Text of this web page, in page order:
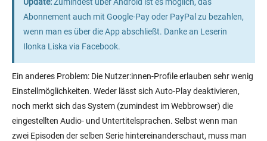
Abonnement auch mit Google-Pay oder PayPal zu bezahlen,
wenn man es über die App abschließt. Danke an Leserin
Ilonka Liska via Facebook.
Ein anderes Problem: Die Nutzer:innen-Profile erlauben sehr wenig
Einstellmöglichkeiten. Weder lässt sich Auto-Play deaktivieren,
noch merkt sich das System (zumindest im Webbrowser) die
eingestellten Audio- und Untertitelsprachen. Selbst wenn man
zwei Episoden der selben Serie hintereinanderschaut, muss man